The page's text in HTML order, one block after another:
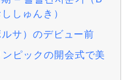
しゅんき）
サ）のデビュー前
ピックの開会式で美